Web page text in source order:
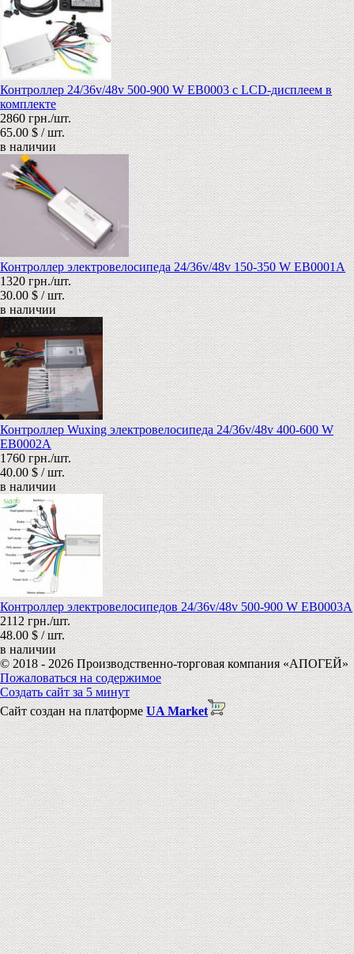
Контроллер 24/36v/48v 500-900 W EB0003 с LCD-дисплеем в
комплекте
2860 грн./шт.
65.00 $ / шт.
в наличии
Контроллер электровелосипеда 24/36v/48v 150-350 W EB0001A
1320 грн./шт.
30.00 $ / шт.
в наличии
Контроллер Wuxing электровелосипеда 24/36v/48v 400-600 W
EB0002А
1760 грн./шт.
40.00 $ / шт.
в наличии
Контроллер электровелосипедов 24/36v/48v 500-900 W EB0003А
2112 грн./шт.
48.00 $ / шт.
в наличии
© 2018 - 2026 Производственно-торговая компания «АПОГЕЙ»
Пожаловаться на содержимое
Создать сайт за 5 минут
Сайт создан на платформе UA Market